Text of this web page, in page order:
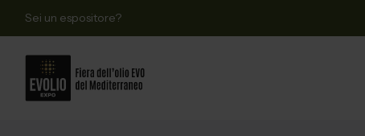
Sei un espositore?